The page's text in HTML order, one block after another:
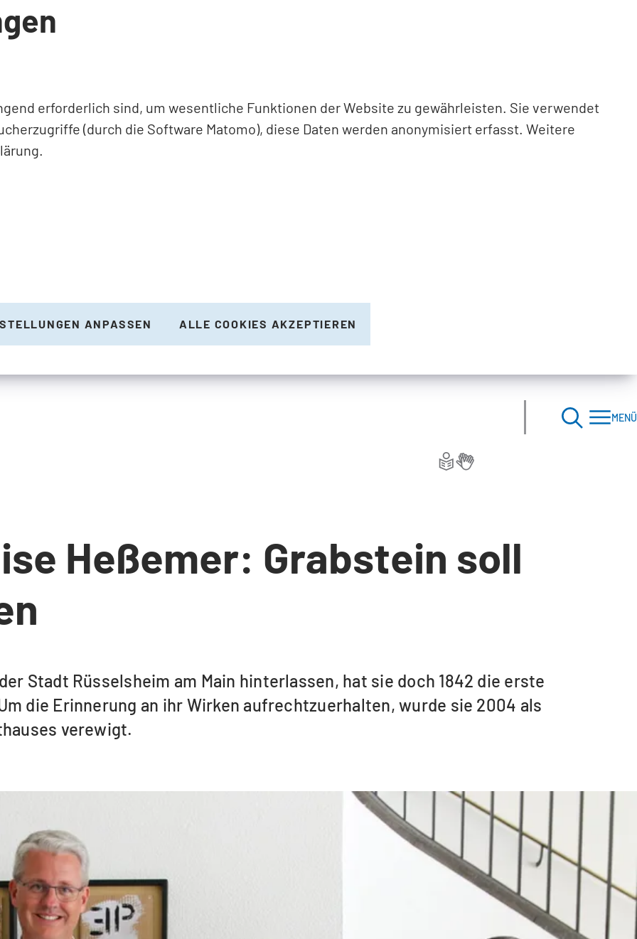
erforderlich sind, um wesentliche Funktionen der Website zu gewährleisten. Sie verwendet
(durch die Software Matomo), diese Daten werden anonymisiert erfasst. Weitere
ANPASSEN ALLE COOKIES AKZEPTIEREN
MENÜ
Heßemer: Grabstein soll
Stadt Rüsselsheim am Main hinterlassen, hat sie doch 1842 die erste
die Erinnerung an ihr Wirken aufrechtzuerhalten, wurde sie 2004 als
verewigt.